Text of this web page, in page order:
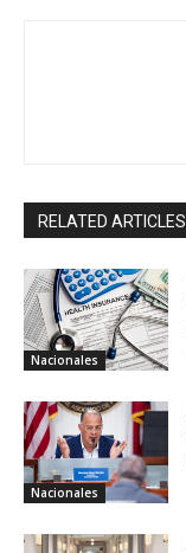
RELATED ARTICLES
Nacionales
Nacionales